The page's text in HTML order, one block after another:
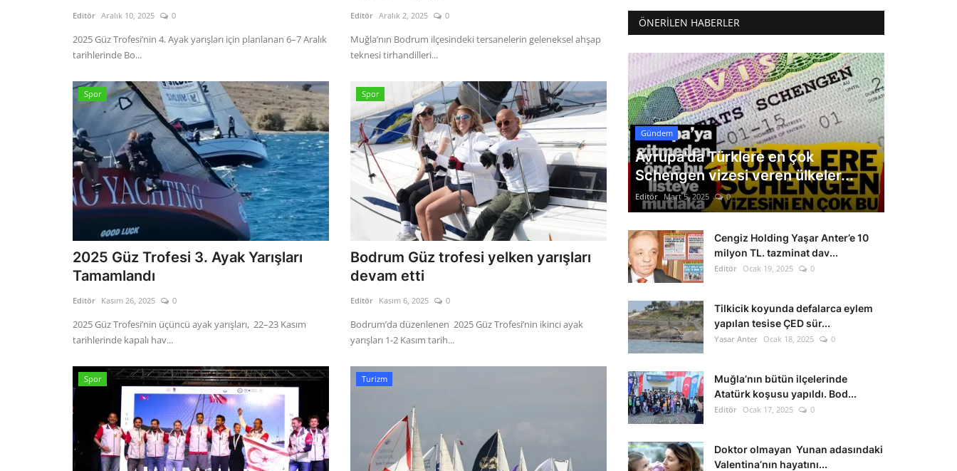
Editör Aralık 10, 2025 0
2025 Güz Trofesi’nin 4. Ayak yarışları için planlanan 6–7 Aralık
tarihlerinde Bo...
Editör Aralık 2, 2025 0
Muğla’nın Bodrum ilçesindeki tersanelerin geleneksel ahşap
teknesi tirhandilleri...
Spor
2025 Güz Trofesi 3. Ayak Yarışları
Tamamlandı
Editör Kasım 26, 2025 0
2025 Güz Trofesi’nin üçüncü ayak yarışları, 22–23 Kasım
tarihlerinde kapalı hav...
Spor
Bodrum Güz trofesi yelken yarışları
devam etti
Editör Kasım 6, 2025 0
Bodrum’da düzenlenen 2025 Güz Trofesi’nin ikinci ayak
yarışları 1-2 Kasım tarih...
Spor Turizm
ÖNERILEN HABERLER
Gündem
Avrupa'da Türklere en çok
Schengen vizesi veren ülkeler...
Editör Mart 5, 2025 0
Cengiz Holding Yaşar Anter’e 10
milyon TL. tazminat dav...
Editör Ocak 19, 2025 0
Tilkicik koyunda defalarca eylem
yapılan tesise ÇED sür...
Yasar Anter Ocak 18, 2025 0
Muğla’nın bütün ilçelerinde
Atatürk koşusu yapıldı. Bod...
Editör Ocak 17, 2025 0
Doktor olmayan Yunan adasındaki
Valentina’nın hayatını...